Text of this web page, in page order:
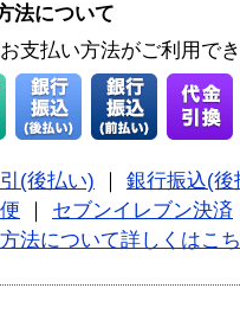
法について
支払い方法がご利用で
(後払い) ｜ 銀行振込(後
｜ セブンイレブン決済
法について詳しくはこ